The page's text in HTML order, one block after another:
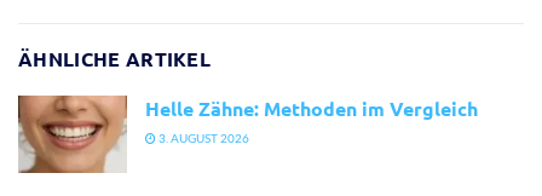
ÄHNLICHE ARTIKEL
Helle Zähne: Methoden im Vergleich
3. AUGUST 2026